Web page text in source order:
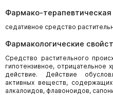
Фармако-терапевтическая
седативное средство
Фармакологические
Средство растительного
гипотензивное, отрицательное
действие. Действие
активных веществ,
алкалоидов, флавоноидов,